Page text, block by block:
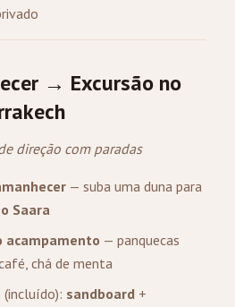
→ Excursão no
direção com paradas
— suba uma duna para
Saara
acampamento — panquecas
chá de menta
sandboard +